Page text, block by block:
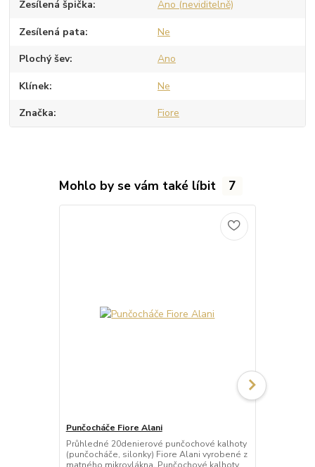
Zesílená špička Ano (neviditelně)
Zesílená pata Ne
Plochý šev Ano
Klínek Ne
Značka Fiore
Mohlo by se vám také líbit 7
Punčocháče Fiore Alani
Průhledné 20denierové punčochové kalhoty
(punčocháče, silonky) Fiore Alani vyrobené z